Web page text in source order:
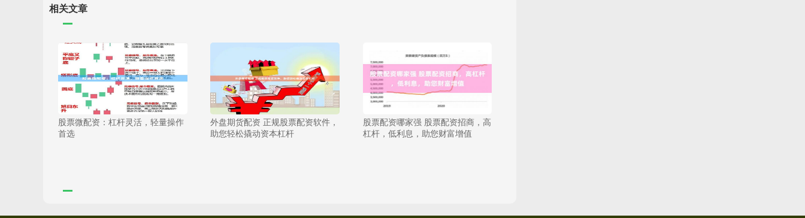
相关文章
股票微配资：杠杆灵活，轻量操作
首选
外盘期货配资 正规股票配资软件，
助您轻松撬动资本杠杆
股票配资哪家强 股票配资招商，高
杠杆，低利息，助您财富增值